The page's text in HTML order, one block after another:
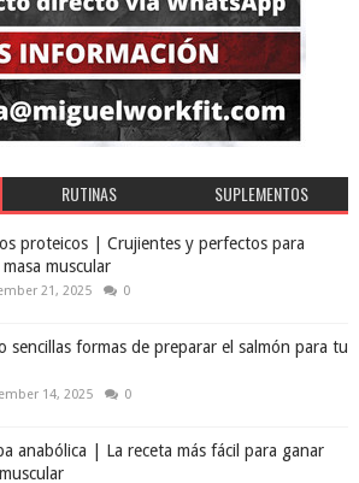
RUTINAS SUPLEMENTOS
proteicos | Crujientes y perfectos para
muscular
21, 2025 0
sencillas formas de preparar el salmón para tu
14, 2025 0
anabólica | La receta más fácil para ganar